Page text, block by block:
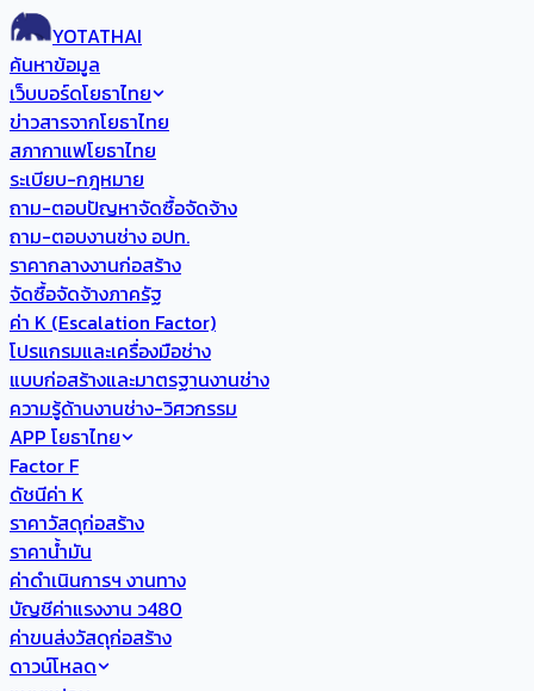
YOTATHAI
ค้นหาข้อมูล
เว็บบอร์ดโยธาไทย
ข่าวสารจากโยธาไทย
สภากาแฟโยธาไทย
ระเบียบ-กฎหมาย
ถาม-ตอบปัญหาจัดซื้อจัดจ้าง
ถาม-ตอบงานช่าง อปท.
ราคากลางงานก่อสร้าง
จัดซื้อจัดจ้างภาครัฐ
ค่า K (Escalation Factor)
โปรแกรมและเครื่องมือช่าง
แบบก่อสร้างและมาตรฐานงานช่าง
ความรู้ด้านงานช่าง-วิศวกรรม
APP โยธาไทย
Factor F
ดัชนีค่า K
ราคาวัสดุก่อสร้าง
ราคาน้ำมัน
ค่าดำเนินการฯ งานทาง
บัญชีค่าแรงงาน ว480
ค่าขนส่งวัสดุก่อสร้าง
ดาวน์โหลด